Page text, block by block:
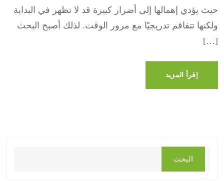
حيث يؤدي إهمالها إلى أضرار كبيرة قد لا تظهر في البداية
ولكنها تتفاقم تدريجيًا مع مرور الوقت. لذلك أصبح البحث
[…]
إقرأ المزيد
البحث